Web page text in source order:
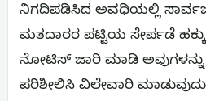
ನಿಗದಿಪಡಿಸಿದ ಅವಧಿಯಲ್ಲಿ
ಮತದಾರರ ಪಟ್ಟಿಯ ಸೇರ್ಪಡೆ ಹಕ್ಕು
ನೋಟಿಸ್ ಜಾರಿ ಮಾಡಿ ಅವುಗಳನ್ನು
ಪರಿಶೀಲಿಸಿ ವಿಲೇವಾರಿ